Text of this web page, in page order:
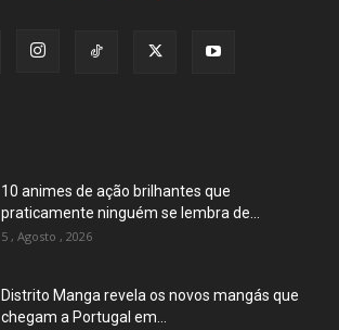
10 animes de ação brilhantes que
praticamente ninguém se lembra de...
5 , Agosto , 2026
Distrito Manga revela os novos mangás que
chegam a Portugal em...